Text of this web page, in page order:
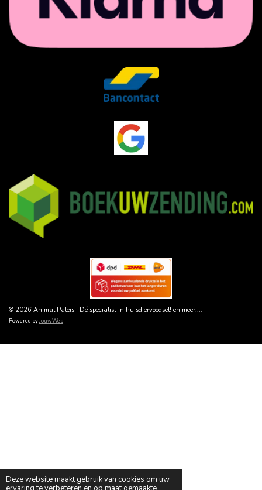
Deze website maakt gebruik van cookies om uw
© 2026 Animal Paleis | Dé specialist in huisdiervoedsel! en meer....
Powered byJouwWeb